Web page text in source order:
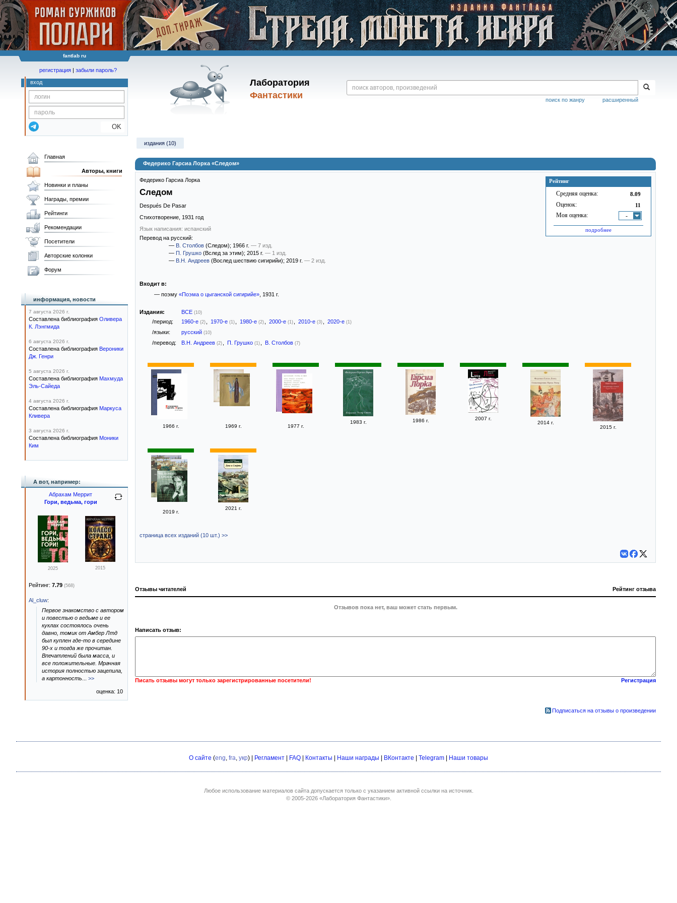
fantlab ru
Лаборатория
Фантастики
расширенный
поиск по жанру
регистрация | забыли пароль?
вход
OK
издания (10)
Федерико Гарсиа Лорка «Следом»
Рейтинг
Средняя оценка: 8.09
Оценок: 11
Моя оценка: -
подробнее
Федерико Гарсиа Лорка
Следом
Después De Pasar
Стихотворение, 1931 год
Язык написания: испанский
Перевод на русский:
— В. Столбов (Следом); 1966 г. — 7 изд.
— П. Грушко (Вслед за этим); 2015 г. — 1 изд.
— В.Н. Андреев (Вослед шествию сигирийи); 2019 г. — 2 изд.
Входит в:
— поэму «Поэма о цыганской сигирийе», 1931 г.
Издания: ВСЕ (10)
/период: 1960-е (2) 1970-е (1) 1980-е (2) 2000-е (1) 2010-е (3) 2020-е (1)
/языки: русский (10)
/перевод: В.Н. Андреев (2) П. Грушко (1) В. Столбов (7)
1966 г. 1969 г. 1977 г.
1983 г. 1986 г. 2007 г.
2014 г.
2015 г.
2019 г.
2021 г.
страница всех изданий (10 шт.) >>
Отзывы читателей Рейтинг отзыва
Отзывов пока нет, ваш может стать первым.
Написать отзыв:
Писать отзывы могут только зарегистрированные посетители! Регистрация
Подписаться на отзывы о произведении
Главная
Авторы, книги
Новинки и планы
Награды, премии
Рейтинги
Рекомендации
Посетители
Авторские колонки
Форум
информация, новости
7 августа 2026 г.
Составлена библиография Оливера
К. Лэнгмида
6 августа 2026 г.
Составлена библиография Вероники
Дж. Генри
5 августа 2026 г.
Составлена библиография Махмуда
Эль-Сайеда
4 августа 2026 г.
Составлена библиография Маркуса
Кливера
3 августа 2026 г.
Составлена библиография Моники
Ким
А вот, например:
Абрахам Меррит
Гори, ведьма, гори
2025 2015
Рейтинг: 7.79 (568)
Al_cluw:
Первое знакомство с автором
и повестью о ведьме и ее
куклах состоялось очень
давно, томик от Амбер Лтд
был куплен где-то в середине
90-х и тогда же прочитан.
Впечатлений была масса, и
все положительные. Мрачная
история полностью зацепила,
а картонность
>>
оценка: 10
О сайте (eng, fra, укр) | Регламент FAQ Контакты Наши награды ВКонтакте Telegram Наши товары
Любое использование материалов сайта допускается только с указанием активной ссылки на источник.
© 2005-2026 «Лаборатория Фантастики».